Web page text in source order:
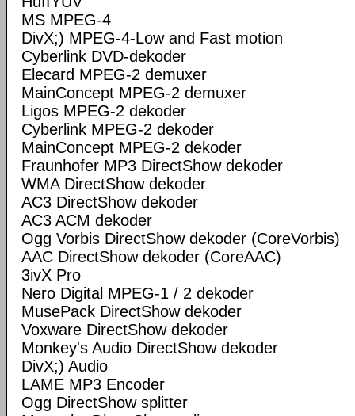
MS MPEG-4
DivX;) MPEG-4-Low and Fast motion
Cyberlink DVD-dekoder
Elecard MPEG-2 demuxer
MainConcept MPEG-2 demuxer
Ligos MPEG-2 dekoder
Cyberlink MPEG-2 dekoder
MainConcept MPEG-2 dekoder
Fraunhofer MP3 DirectShow dekoder
WMA DirectShow dekoder
AC3 DirectShow dekoder
AC3 ACM dekoder
Ogg Vorbis DirectShow dekoder (CoreVorbis)
AAC DirectShow dekoder (CoreAAC)
3ivX Pro
Nero Digital MPEG-1 / 2 dekoder
MusePack DirectShow dekoder
Voxware DirectShow dekoder
Monkey's Audio DirectShow dekoder
DivX;) Audio
LAME MP3 Encoder
Ogg DirectShow splitter